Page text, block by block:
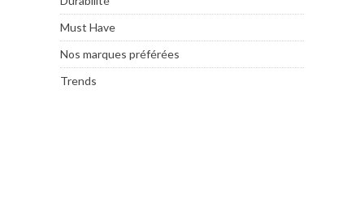
Must Have
Nos marques préférées
Trends